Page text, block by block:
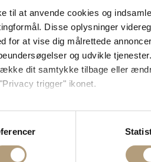
til at anvende cookies og
Disse oplysninger
for at vise dig målrettede
og udvikle
dit samtykke tilbage eller
trigger" ikonet.
placering, der kan være nøjagtig
scanning af dens unikke